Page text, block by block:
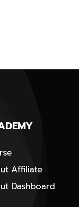
Affiliate
Dashboard